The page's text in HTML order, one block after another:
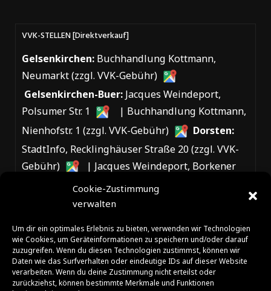
Cookie-Zustimmung
verwalten
Um dir ein optimales Erlebnis zu bieten, verwenden wir Technologien
wie Cookies, um Geräteinformationen zu speichern und/oder darauf
zuzugreifen. Wenn du diesen Technologien zustimmst, können wir
Daten wie das Surfverhalten oder eindeutige IDs auf dieser Website
verarbeiten. Wenn du deine Zustimmung nicht erteilst oder
zurückziehst, können bestimmte Merkmale und Funktionen
VVK-STELLEN [Direktverkauf]
Gelsenkirchen: Buchhandlung Kottmann,
Neumarkt (zzgl. VVK-Gebühr)
Gelsenkirchen-Buer: Jacques Weindeport,
Polsumer Str. 1
| Buchhandlung Kottmann,
Nienhofstr. 1 (zzgl. VVK-Gebühr)
Dorsten:
StadtInfo, Recklinghäuser Straße 20 (zzgl. VVK-
Gebühr)
| Jacques Weindeport, Borkener
Straße 183
| Das LEO, Fürst-Leopold-Allee
Essen:Heinrich-Heine Buchhandlung,
Viehofer Platz 8
Marl:Buchhandlung
Kottmann, Marler Stern (zzgl. VVK-Gebühr)
Recklinghausen:Buchhandlung Attatroll,
Herner Str. 16 (zzgl. VVK-Gebühr)